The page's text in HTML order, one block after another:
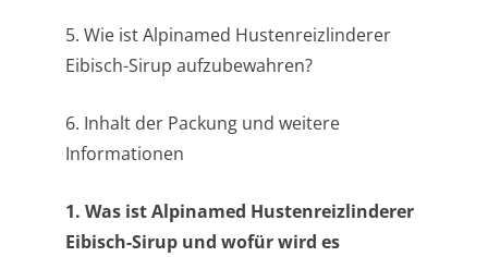
5. Wie ist Alpinamed Hustenreizlinderer
Eibisch-Sirup aufzubewahren?
6. Inhalt der Packung und weitere
Informationen
1. Was ist Alpinamed Hustenreizlinderer
Eibisch-Sirup und wofür wird es